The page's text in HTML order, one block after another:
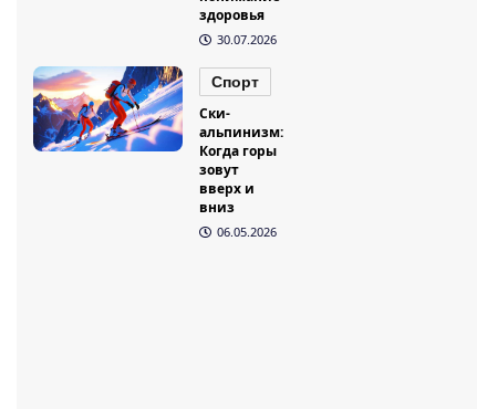
здоровья
30.07.2026
Спорт
Ски-
альпинизм:
Когда горы
зовут
вверх и
вниз
06.05.2026